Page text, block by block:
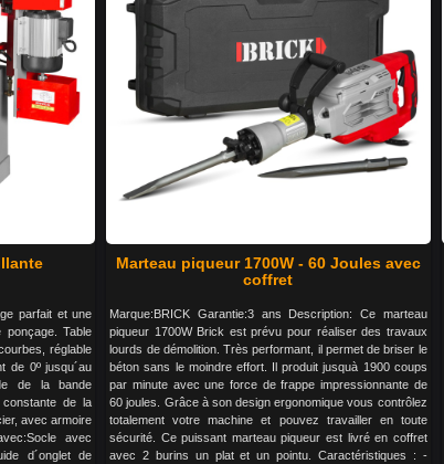
parfait et une
Table
réglable
de 0º jusqu´au
de la bande
de la
avec armoire
avec
d´onglet de
Marteau piqueur 1700W - 60 Joules avec
coffret
Marque:BRICK Garantie:3 ans Description: Ce marteau
piqueur 1700W Brick est prévu pour réaliser des travaux
lourds de démolition. Très performant, il permet de briser le
béton sans le moindre effort. Il produit jusquà 1900 coups
par minute avec une force de frappe impressionnante de
60 joules. Grâce à son design ergonomique vous contrôlez
totalement votre machine et pouvez travailler en toute
sécurité. Ce puissant marteau piqueur est livré en coffret
avec 2 burins un plat et un pointu. Caractéristiques : -